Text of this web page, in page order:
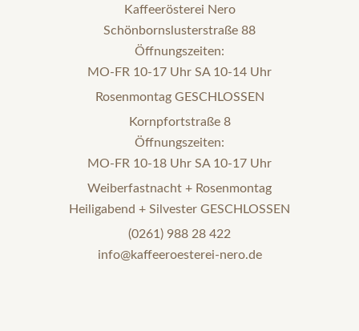
Kaffeerösterei Nero
Schönbornslusterstraße 88
Öffnungszeiten:
MO-FR 10-17 Uhr SA 10-14 Uhr
Rosenmontag GESCHLOSSEN
Kornpfortstraße 8
Öffnungszeiten:
MO-FR 10-18 Uhr SA 10-17 Uhr
Weiberfastnacht + Rosenmontag
Heiligabend + Silvester GESCHLOSSEN
(0261) 988 28 422
info@kaffeeroesterei-nero.de